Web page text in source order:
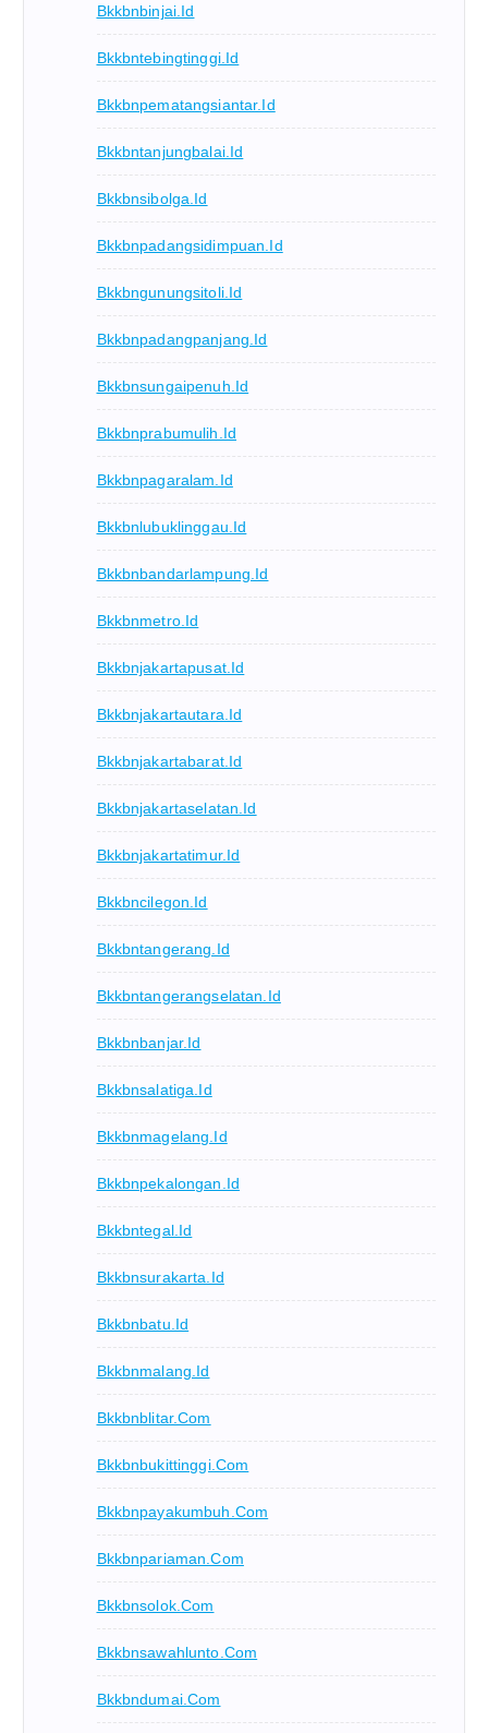
Bkkbnbinjai.id
Bkkbntebingtinggi.id
Bkkbnpematangsiantar.id
Bkkbntanjungbalai.id
Bkkbnsibolga.id
Bkkbnpadangsidimpuan.id
Bkkbngunungsitoli.id
Bkkbnpadangpanjang.id
Bkkbnsungaipenuh.id
Bkkbnprabumulih.id
Bkkbnpagaralam.id
Bkkbnlubuklinggau.id
Bkkbnbandarlampung.id
Bkkbnmetro.id
Bkkbnjakartapusat.id
Bkkbnjakartautara.id
Bkkbnjakartabarat.id
Bkkbnjakartaselatan.id
Bkkbnjakartatimur.id
Bkkbncilegon.id
Bkkbntangerang.id
Bkkbntangerangselatan.id
Bkkbnbanjar.id
Bkkbnsalatiga.id
Bkkbnmagelang.id
Bkkbnpekalongan.id
Bkkbntegal.id
Bkkbnsurakarta.id
Bkkbnbatu.id
Bkkbnmalang.id
Bkkbnblitar.com
Bkkbnbukittinggi.com
Bkkbnpayakumbuh.com
Bkkbnpariaman.com
Bkkbnsolok.com
Bkkbnsawahlunto.com
Bkkbndumai.com